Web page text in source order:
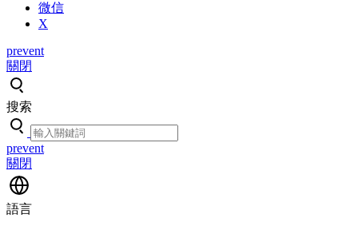
微信
X
prevent
關閉
搜索
prevent
關閉
語言